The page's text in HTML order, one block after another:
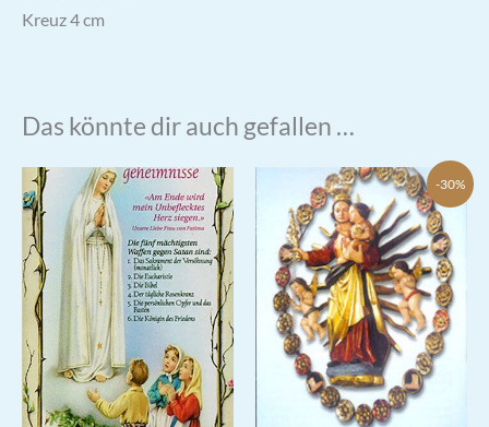
Kreuz 4 cm
Das könnte dir auch gefallen …
-30%